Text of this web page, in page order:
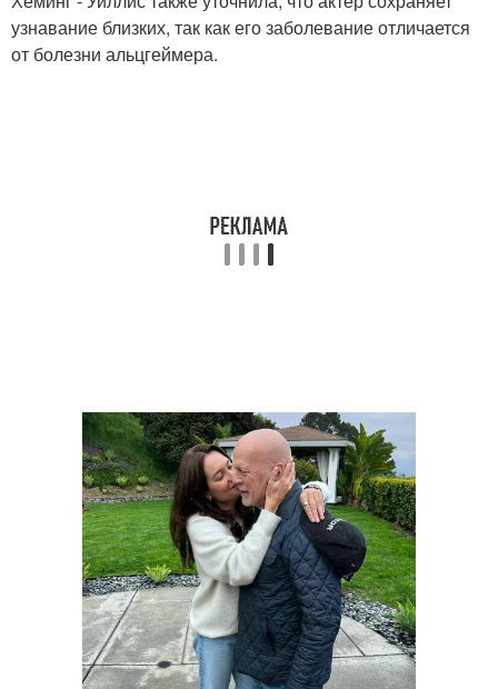
узнавание близких, так как его заболевание отличается
от болезни альцгеймера.